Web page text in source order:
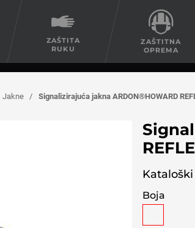
ZAŠTITA
RUKU
ZAŠTITNA
OPREMA
Jakne / Signalizirajuća jakna ARDON®HOWARD
Boja